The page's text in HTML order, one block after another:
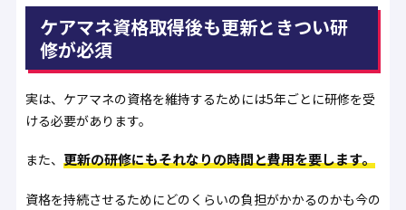
ケアマネ資格取得後も更新ときつい研
修が必須
実は、ケアマネの資格を維持するためには5年ごとに研修を受
ける必要があります。
また、 更新の研修にもそれなりの時間と費用を要します。
資格を持続させるためにどのくらいの負担がかかるのかも今の